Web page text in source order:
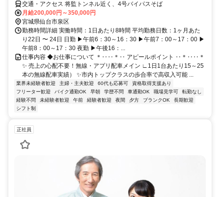
交通・アクセス 将監トンネル近く、4号バイパスそば
月給200,000円～350,000円
宮城県仙台市泉区
勤務時間詳細 実働時間：1日あたり8時間 平均勤務日数：1ヶ月あた
り22日 〜 24日 日勤 ▶午前6：30～16：30 ▶午前7：00～17：00 ▶
午前8：00～17：30 夜勤 ▶午後16：...
仕事内容 ◆お仕事について ＊‥‥＊‥ アピールポイント ‥＊‥‥＊
✨ 売上の心配不要！無線・アプリ配車メイン ∟1日1台あたり15～25
本の無線配車実績） ✨市内トップクラスの歩合率で高収入可能 ...
業界未経験者歓迎 主婦・主夫歓迎 60代も応募可
資格取得支援あり
フリーター歓迎
バイク通勤OK 早朝 学歴不問 車通勤OK 職場見学可
転勤なし
経験不問
未経験者歓迎 午前 経験者歓迎 夜間 夕方 ブランクOK
長期歓迎
シフト制
正社員